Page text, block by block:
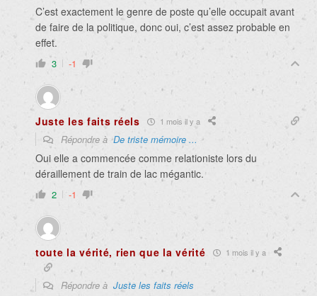
C’est exactement le genre de poste qu’elle occupait avant
de faire de la politique, donc oui, c’est assez probable en
effet.
3 -1
Juste les faits réels 1 mois il y a
Répondre àDe triste mémoire ...
Oui elle a commencée comme relationiste lors du
déraillement de train de lac mégantic.
2 -1
toute la vérité, rien que la vérité 1 mois il y a
Répondre à Juste les faits réels